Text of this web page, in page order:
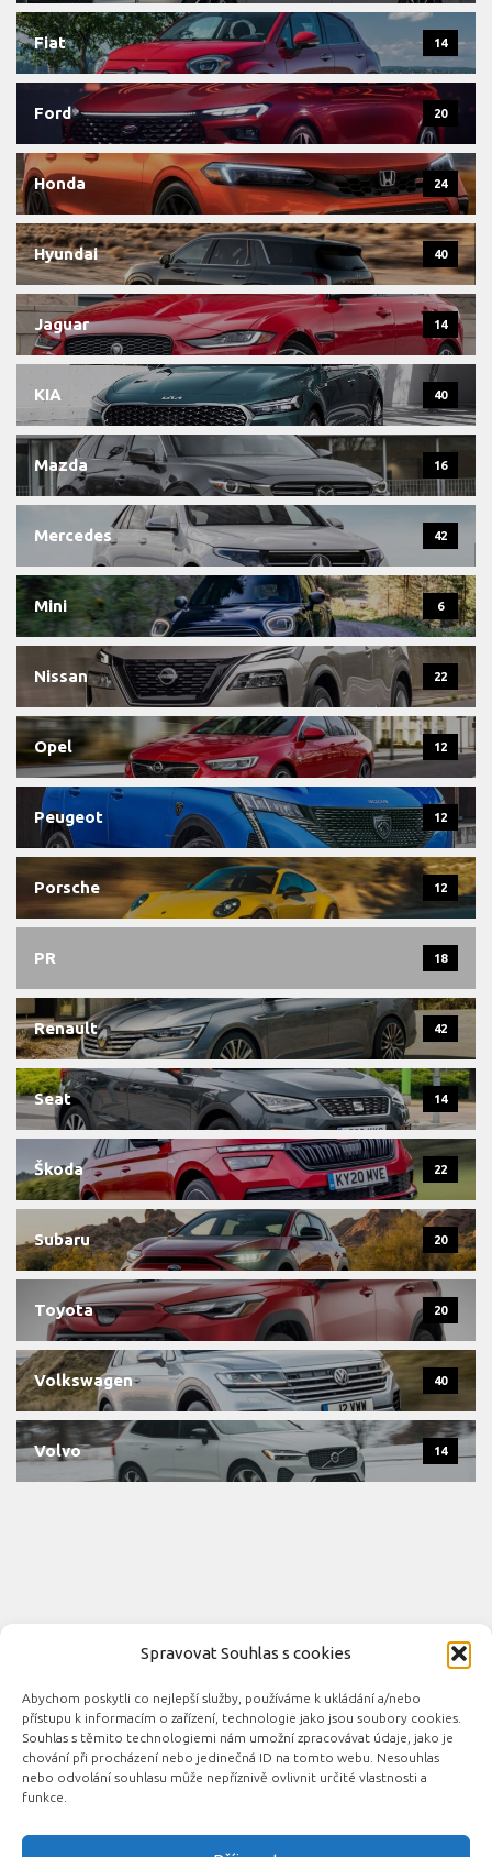
Spravovat Souhlas s cookies
Abychom poskytli co nejlepší služby, používáme k ukládání a/nebo
přístupu k informacím o zařízení, technologie jako jsou soubory cookies.
Souhlas s těmito technologiemi nám umožní zpracovávat údaje, jako je
chování při procházení nebo jedinečná ID na tomto webu. Nesouhlas
nebo odvolání souhlasu může nepříznivě ovlivnit určité vlastnosti a
funkce.
Fiat 14
Ford 20
Honda 24
Hyundai 40
Jaguar 14
KIA 40
Mazda 16
Mercedes 42
Mini 6
Nissan 22
Opel 12
Peugeot 12
Porsche 12
PR 18
Renault 42
Seat 14
Škoda 22
Subaru 20
Toyota 20
Volkswagen 40
Volvo 14
Novinky automobilového průmyslu © 2026. Všechna práva
vyhrazena.
Podporováno - Designed with the Hueman theme